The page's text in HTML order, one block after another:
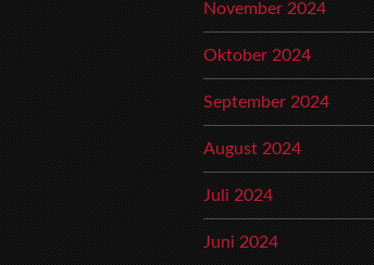
November 2024
Oktober 2024
September 2024
August 2024
Juli 2024
Juni 2024